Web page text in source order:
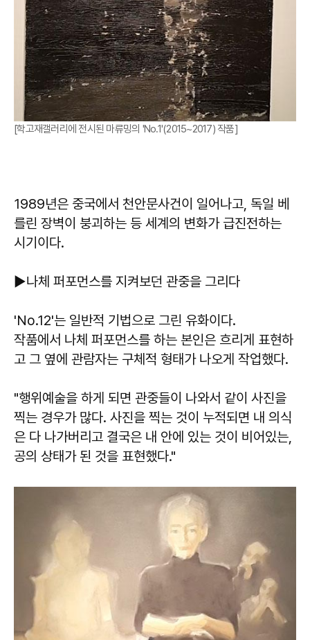
[학고재갤러리에 전시된 마류밍의 'No.1'(2015~2017) 작품]
1989년은 중국에서 천안문사건이 일어나고, 독일 베
를린 장벽이 붕괴하는 등 세계의 변화가 급진전하는
시기이다.
▶나체 퍼포먼스를 지켜보던 관중을 그리다
'No.12'는 일반적 기법으로 그린 유화이다.
작품에서 나체 퍼포먼스를 하는 본인은 흐리게 표현하
고 그 옆에 관람자는 구체적 형태가 나오게 작업했다.
"행위예술을 하게 되면 관중들이 나와서 같이 사진을
찍는 경우가 많다. 사진을 찍는 것이 누적되면 내 의식
은 다 나가버리고 결국은 내 안에 있는 것이 비어있는,
공의 상태가 된 것을 표현했다."